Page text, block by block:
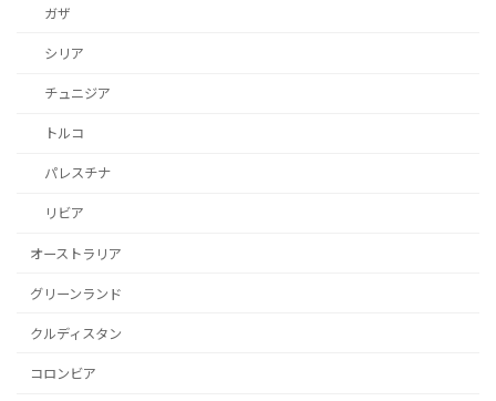
ガザ
シリア
チュニジア
トルコ
パレスチナ
リビア
オーストラリア
グリーンランド
クルディスタン
コロンビア